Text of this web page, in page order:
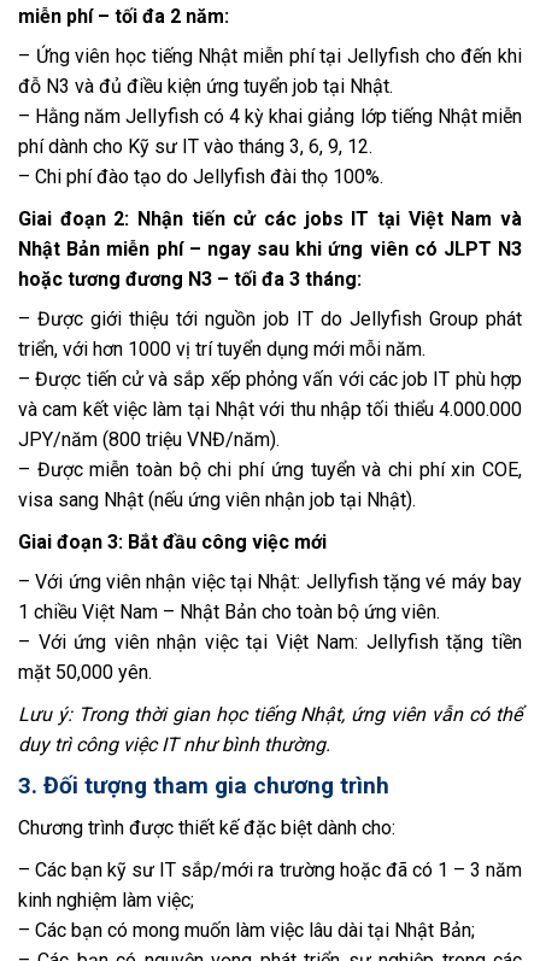
miễn phí – tối đa 2 năm:
– Ứng viên học tiếng Nhật miễn phí tại Jellyfish cho đến khi
đỗ N3 và đủ điều kiện ứng tuyển job tại Nhật.
– Hằng năm Jellyfish có 4 kỳ khai giảng lớp tiếng Nhật miễn
phí dành cho Kỹ sư IT vào tháng 3, 6, 9, 12.
– Chi phí đào tạo do Jellyfish đài thọ 100%.
Giai đoạn 2: Nhận tiến cử các jobs IT tại Việt Nam và
Nhật Bản miễn phí – ngay sau khi ứng viên có JLPT N3
hoặc tương đương N3 – tối đa 3 tháng:
– Được giới thiệu tới nguồn job IT do Jellyfish Group phát
triển, với hơn 1000 vị trí tuyển dụng mới mỗi năm.
– Được tiến cử và sắp xếp phỏng vấn với các job IT phù hợp
và cam kết việc làm tại Nhật với thu nhập tối thiểu 4.000.000
JPY/năm (800 triệu VNĐ/năm).
– Được miễn toàn bộ chi phí ứng tuyển và chi phí xin COE,
visa sang Nhật (nếu ứng viên nhận job tại Nhật).
Giai đoạn 3: Bắt đầu công việc mới
– Với ứng viên nhận việc tại Nhật: Jellyfish tặng vé máy bay
1 chiều Việt Nam – Nhật Bản cho toàn bộ ứng viên.
– Với ứng viên nhận việc tại Việt Nam: Jellyfish tặng tiền
mặt 50,000 yên.
Lưu ý: Trong thời gian học tiếng Nhật, ứng viên vẫn có thể
duy trì công việc IT như bình thường.
3. Đối tượng tham gia chương trình
Chương trình được thiết kế đặc biệt dành cho:
– Các bạn kỹ sư IT sắp/mới ra trường hoặc đã có 1 – 3 năm
kinh nghiệm làm việc;
– Các bạn có mong muốn làm việc lâu dài tại Nhật Bản;